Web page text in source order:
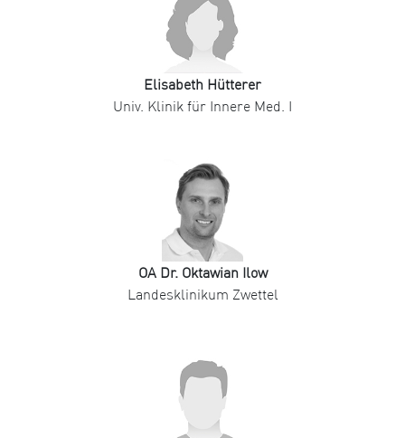
Elisabeth Hütterer
Univ. Klinik für Innere Med. I
OA Dr. Oktawian Ilow
Landesklinikum Zwettel